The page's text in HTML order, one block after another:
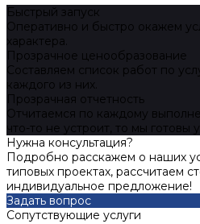
Быстрый запуск
Оперативно и быстро окажем
характера.
Прозрачное ценообразование
Составляем список работ по
каждого из них.
Прозрачная отчетность
Отчитаемся по каждому
что-то не устроит, то мы готовы
Нужна консультация?
Подробно расскажем о наших
типовых проектах, рассчитаем
индивидуальное предложение!
Задать вопрос
Сопутствующие услуги